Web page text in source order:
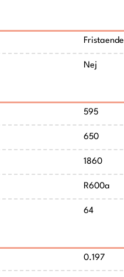
Fristaende
Nej
595
650
1860
R600a
64
0.197